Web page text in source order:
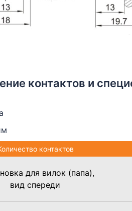
контактов и
контактов
для вилок (папа),
вид спереди